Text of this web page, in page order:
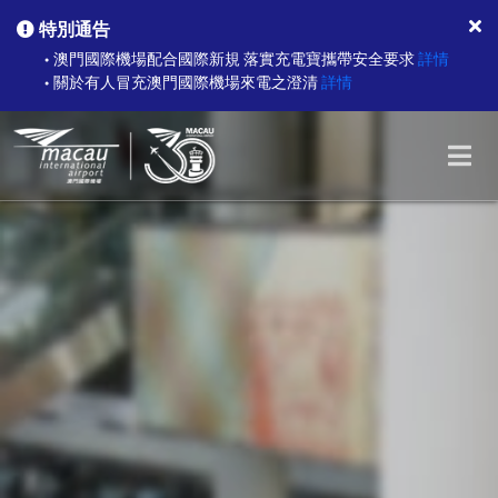
特別通告
● 澳門國際機場配合國際新規 落實充電寶攜帶安全要求詳情
● 關於有人冒充澳門國際機場來電之澄清詳情